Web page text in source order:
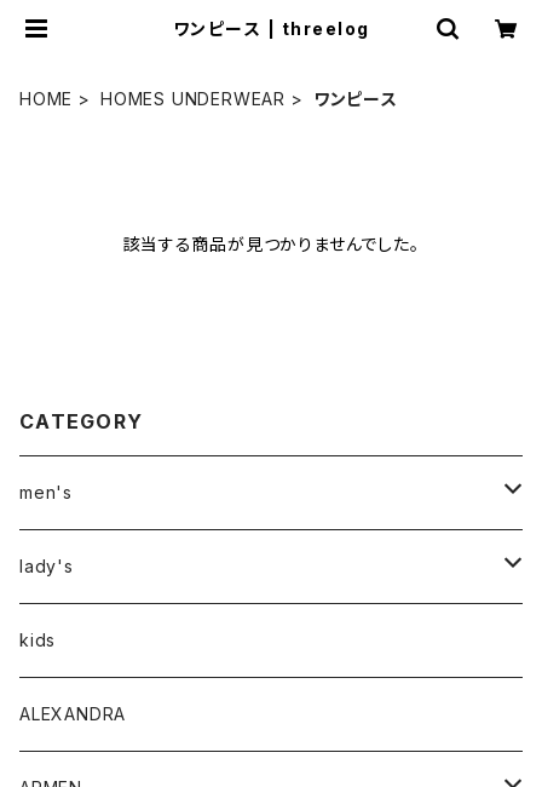
ワンピース | threelog
HOME HOMES UNDERWEAR ワンピース
該当する商品が見つかりませんでした。
CATEGORY
men's
アウター
トップス
Tシャツ
シャツ
ボトムス
lady's
アウター
トップス
Tシャツ・カットソー
kids
ALEXANDRA